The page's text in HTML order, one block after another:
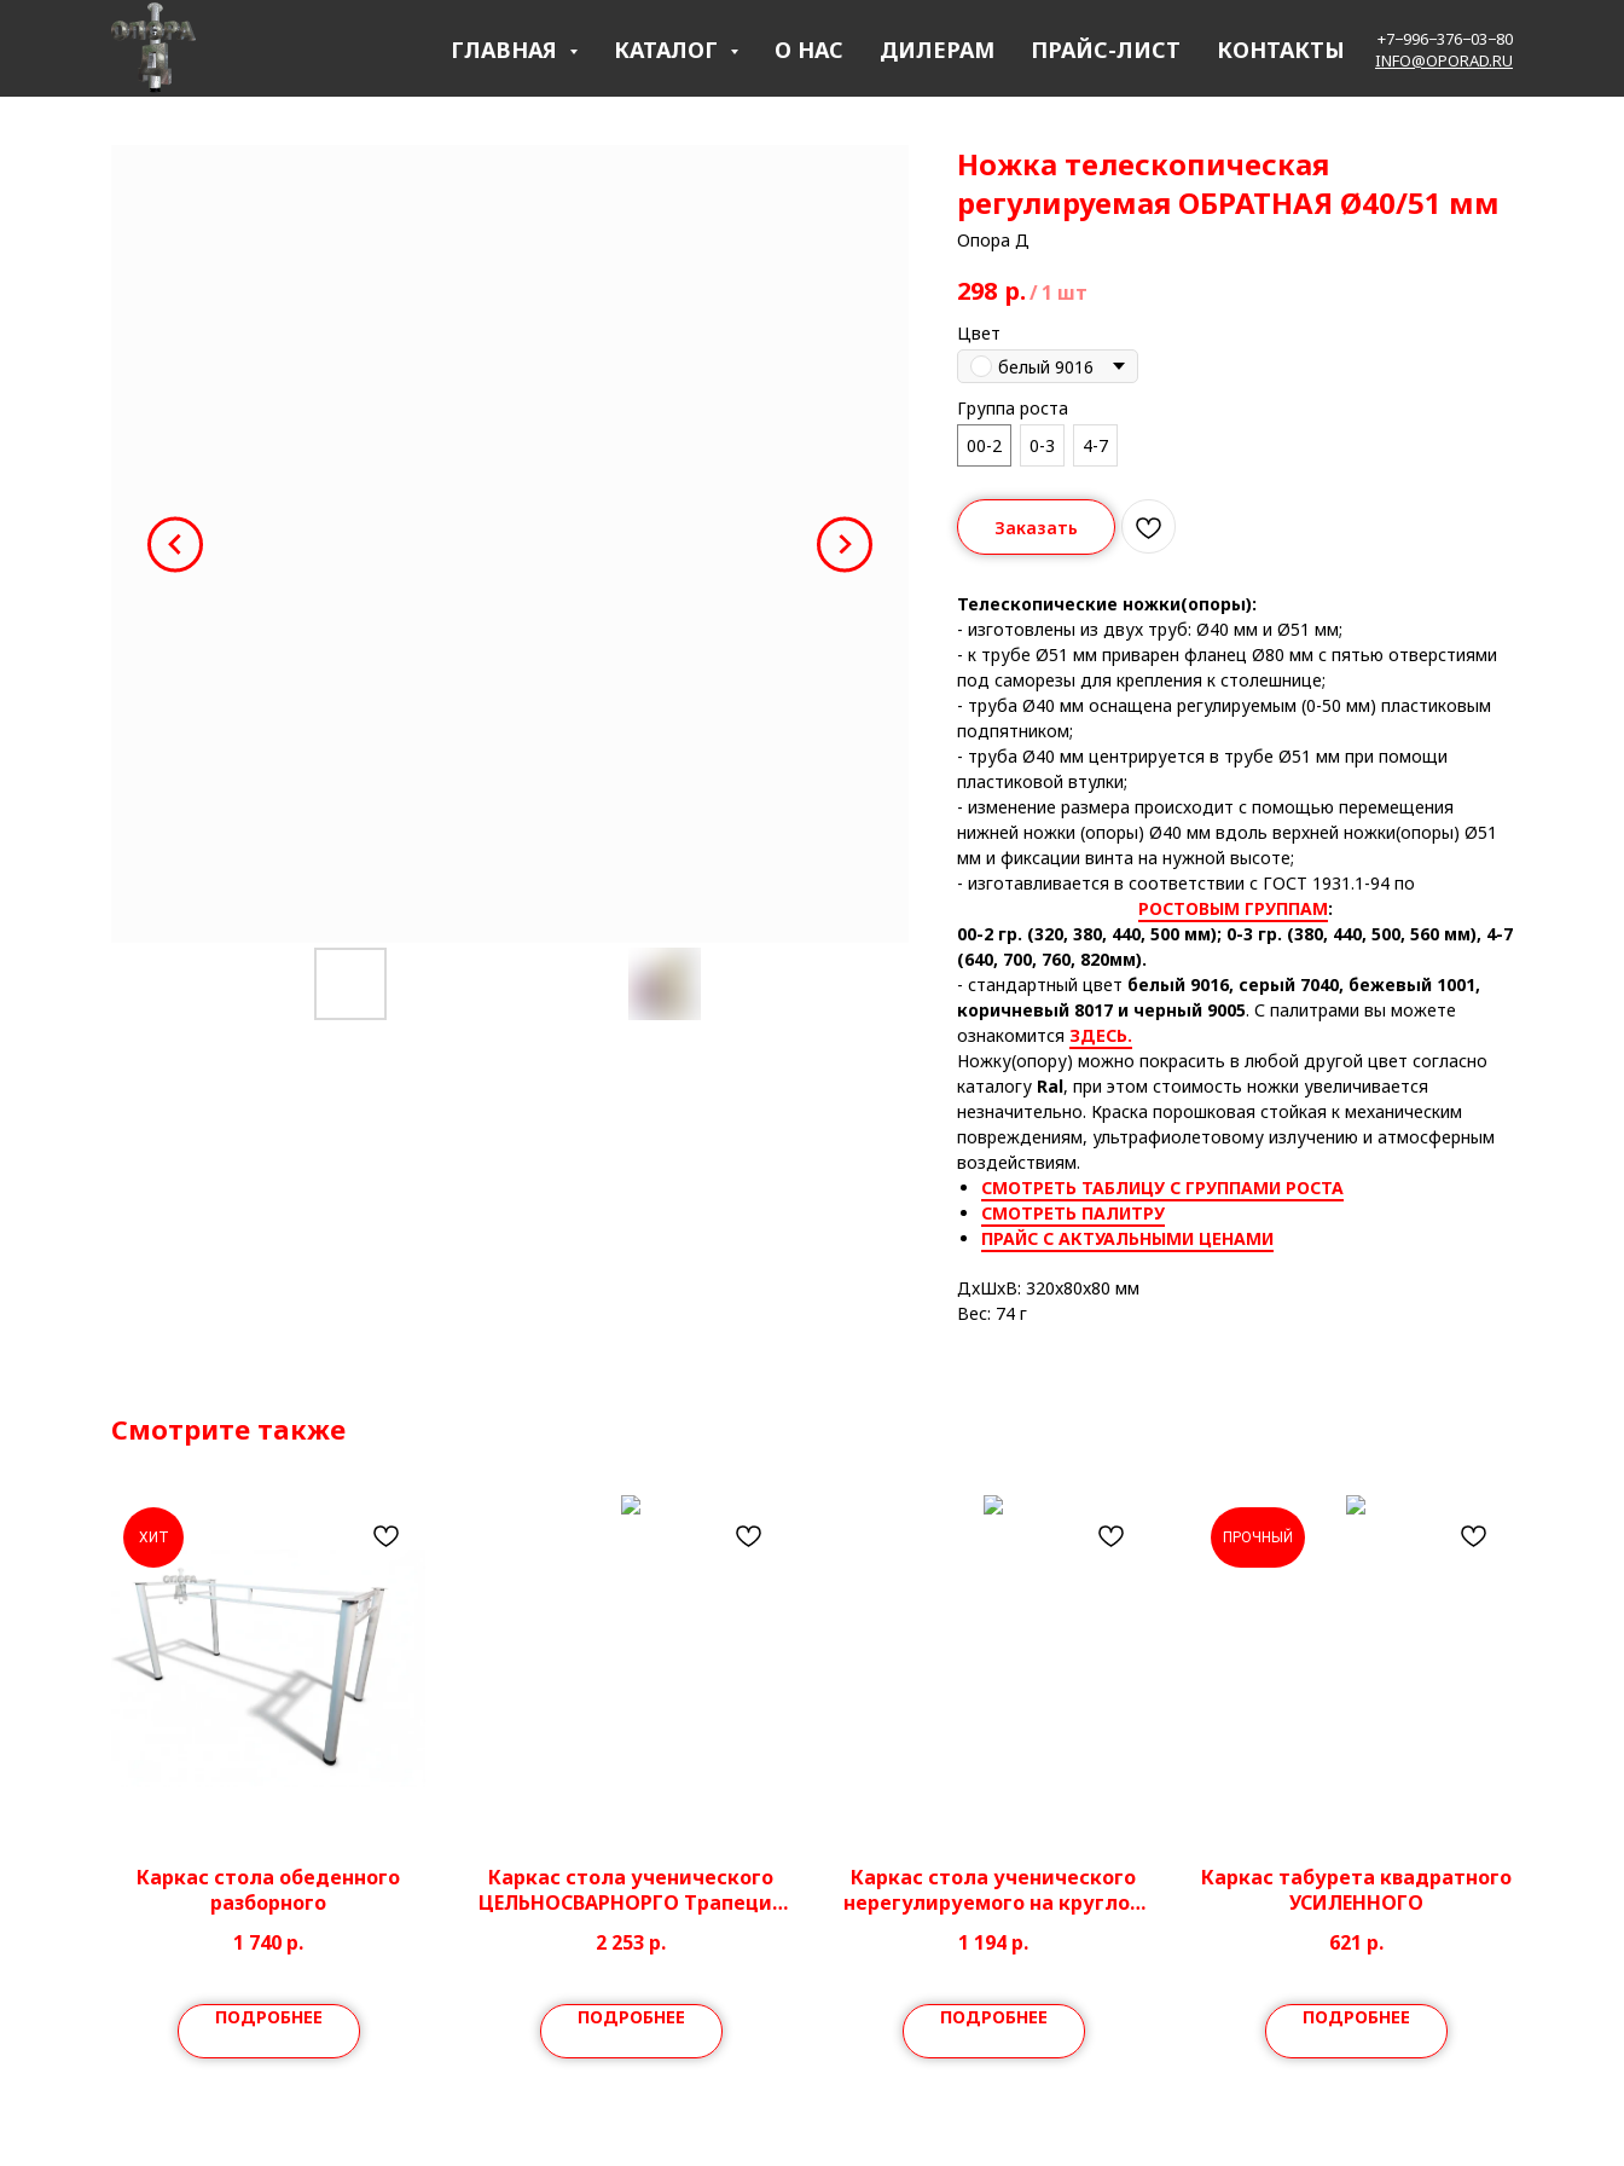
ГЛАВНАЯ КАТАЛОГ О НАС ДИЛЕРАМ ПРАЙС-ЛИСТ КОНТАКТЫ
+7−996−376−03−80
INFO@OPORAD.RU
Ножка телескопическая
регулируемая ОБРАТНАЯ Ø40/51 мм
Опора Д
298 р./1 шт
Цвет
белый 9016
Группа роста
00-2
0-3 4-7
Заказать
Телескопические ножки(опоры):
- изготовлены из двух труб: Ø40 мм и Ø51 мм;
- к трубе Ø51 мм приварен фланец Ø80 мм с пятью отверстиями
под саморезы для крепления к столешнице;
- труба Ø40 мм оснащена регулируемым (0-50 мм) пластиковым
подпятником;
- труба Ø40 мм центрируется в трубе Ø51 мм при помощи
пластиковой втулки;
- изменение размера происходит с помощью перемещения
нижней ножки (опоры) Ø40 мм вдоль верхней ножки(опоры) Ø51
мм и фиксации винта на нужной высоте;
- изготавливается в соответствии с ГОСТ 1931.1-94 по
РОСТОВЫМ ГРУППАМ:
00-2 гр. (320, 380, 440, 500 мм); 0-3 гр. (380, 440, 500, 560 мм), 4-7
(640, 700, 760, 820мм).
- стандартный цвет белый 9016, серый 7040, бежевый 1001,
коричневый 8017 и черный 9005. С палитрами вы можете
ознакомится ЗДЕСЬ.
Ножку(опору) можно покрасить в любой другой цвет согласно
каталогу Ral, при этом стоимость ножки увеличивается
незначительно. Краска порошковая стойкая к механическим
повреждениям, ультрафиолетовому излучению и атмосферным
воздействиям.
СМОТРЕТЬ ТАБЛИЦУ С ГРУППАМИ РОСТА
СМОТРЕТЬ ПАЛИТРУ
ПРАЙС С АКТУАЛЬНЫМИ ЦЕНАМИ
ДxШxВ: 320x80x80 мм
Вес: 74 г
Смотрите также
ХИТ
Каркас стола обеденного
разборного
1 740 р.
ПОДРОБНЕЕ
Каркас стола ученического
ЦЕЛЬНОСВАРНОРГО Трапеция
Ø40/51мм
2 253 р.
ПОДРОБНЕЕ
Каркас стола ученического
нерегулируемого на круглой
1 194 р.
ПОДРОБНЕЕ
ПРОЧНЫЙ
Каркас табурета квадратного
УСИЛЕННОГО
621 р.
ПОДРОБНЕЕ